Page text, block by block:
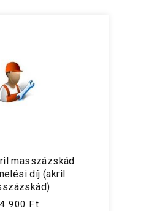
masszázskád
díj (akril
900 Ft